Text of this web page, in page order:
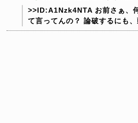
>>ID:A1Nzk4NTA お前さぁ、
て言ってんの？ 論破するにも